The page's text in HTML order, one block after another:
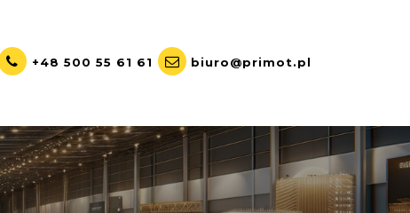
+48 500 55 61 61 biuro@primot.pl